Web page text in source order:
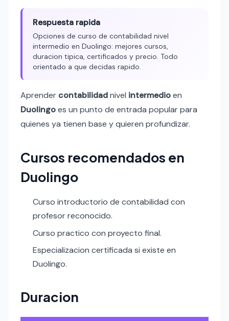
Respuesta rapida
Opciones de curso de contabilidad nivel
intermedio en Duolingo: mejores cursos,
duracion tipica, certificados y precio. Todo
orientado a que decidas rapido.
Aprender contabilidadnivel intermedioen
Duolingoes un punto de entrada popular para
quienes ya tienen base y quieren profundizar.
Cursos recomendados en
Duolingo
Curso introductorio de contabilidad con
profesor reconocido.
Curso practico con proyecto final.
Especializacion certificada si existe en
Duolingo.
Duracion